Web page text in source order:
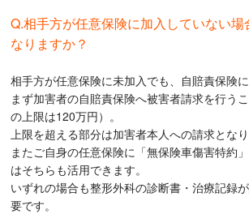
Q.相手方が任意保険に加入していない場
なりますか？
相手方が任意保険に未加入でも、自賠責保険に
まず加害者の自賠責保険へ被害者請求を行う
の上限は120万円）。
上限を超える部分は加害者本人への請求となり
またご自身の任意保険に「無保険車傷害特約
はそちらも活用できます。
いずれの場合も整形外科の診断書・治療記録
要です。